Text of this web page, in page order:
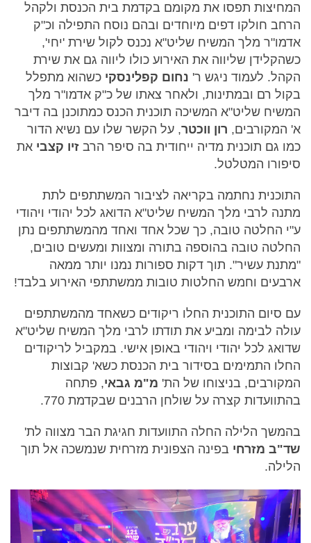
המחיצות תפסו את מקומם בקדמת בית הכנסת ולקהל
הרחב חולקו דפים מיוחדים ובהם נוסח התפילה וכ"ק
אדמו"ר מלך המשיח שליט"א נכנס לקול שירת 'יחי',
כשהקלידן שליווה את האירוע כולו ליווה גם את שירת
הקהל. לעמוד ניגש ר' נחום קפלינסקי כשהוא מתפלל
בקול רם ובמתינות, ולאחר צאתו של כ"ק אדמו"ר מלך
המשיח שליט"א המשיכה תוכנית הכנס כמתוכנן בה דיבר
א' המקורבים, רון ווכטר, על הקשר שלו עם נשיא הדור
כמו גם תוכנית מדיה ייחודית בה סיפר הרב זיו קצבי את
סיפורו המטלטל.
התוכנית נחתמה בקריאה לציבור המשתתפים לתת
מתנה לרבי מלך המשיח שליט"א הדואג לכל יהודי ויהודי
ע"י החלטה טובה, כך שכל אחד ואחד מהמשתתפים נתן
החלטה טובה בהוספה בתורה ומצוות ומעשים טובים,
"מתנת עשיר". תוך דקות ספורות נמנו יותר ממאה
ארבעים וחמש החלטות טובות ממשתתפי האירוע בלבד!
עם סיום התוכנית החלו ריקודים כשאחד מהמשתתפים
עולה לבימה ומביע את תודתו לרבי מלך המשיח שליט"א
שדואג לכל יהודי ויהודי באופן אישי. במקביל לריקודים
החלו התמימים בסידור בית הכנסת כשא' קבוצות
המקורבים, בניצוחו של הת' מ"מ גבאי, פתחה
בהתוועדות קצרה על שולחן הרבנים שבקדמת 770.
בהמשך הלילה החלה התוועדות חגיגת הבר מצווה לת'
שד"ב מזרחי בפינה הצפונית מזרחית שנמשכה אל תוך
הלילה.